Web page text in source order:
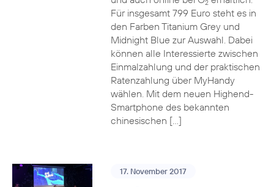
2
Für insgesamt 799 Euro steht es in
den Farben Titanium Grey und
Midnight Blue zur Auswahl. Dabei
können alle Interessierte zwischen
Einmalzahlung und der praktischen
Ratenzahlung über MyHandy
wählen. Mit dem neuen Highend-
Smartphone des bekannten
chinesischen […]
17. November 2017